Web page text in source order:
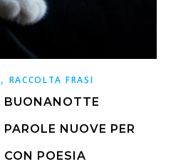
, RACCOLTA FRASI
NUOVE PER
CON POESIA